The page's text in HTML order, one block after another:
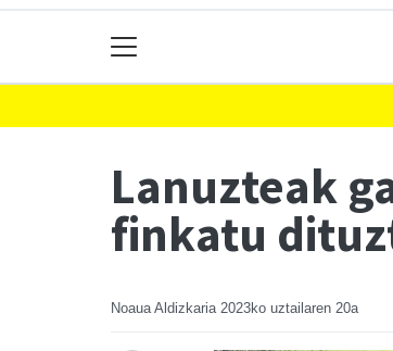
Lanuzteak
finkatu
Noaua Aldizkaria 2023ko uztailaren 20a